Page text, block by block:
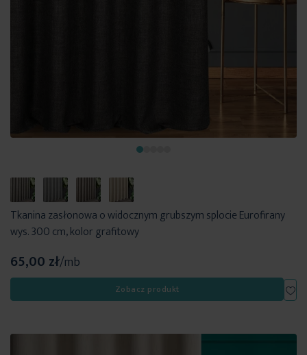
Tkanina zasłonowa o widocznym grubszym splocie Eurofirany
wys. 300 cm, kolor grafitowy
65,00 zł/mb
Zobacz produkt